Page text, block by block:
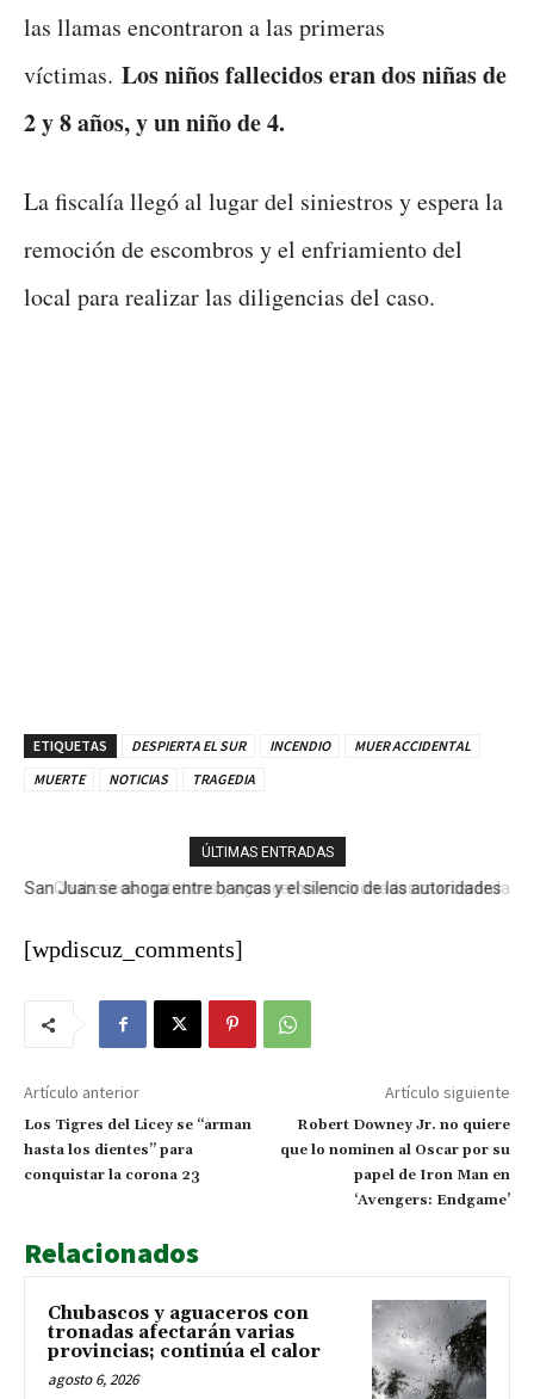
las llamas encontraron a las primeras
víctimas. Los niños fallecidos eran dos niñas de
2 y 8 años, y un niño de 4.
La fiscalía llegó al lugar del siniestros y espera la
remoción de escombros y el enfriamiento del
local para realizar las diligencias del caso.
ETIQUETAS DESPIERTA EL SUR INCENDIO
MUER ACCIDENTAL
MUERTE
NOTICIAS TRAGEDIA
ÚLTIMAS ENTRADAS
San Juan se ahoga entre bancas y el silencio de las autoridades
Chubascos matutinos y aguaceros con tronadas marcarán las
[wpdiscuz_comments]
Artículo anterior
Los Tigres del Licey se “arman
hasta los dientes” para
conquistar la corona 23
Artículo siguiente
Robert Downey Jr. no quiere
que lo nominen al Oscar por su
papel de Iron Man en
‘Avengers: Endgame’
Relacionados
Chubascos y aguaceros con
tronadas afectarán varias
provincias; continúa el calor
agosto 6, 2026